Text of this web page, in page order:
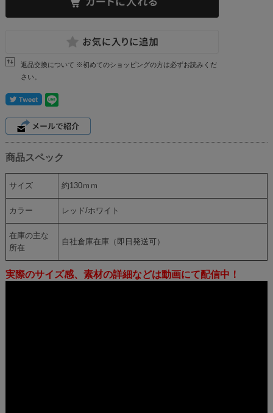
返品交換について ※初めてのショッピングの方は必ずお読みくだ
さい。
商品スペック
サイズ 約130ｍｍ
カラー レッド/ホワイト
在庫の主な
所在
自社倉庫在庫（即日発送可）
実際のサイズ感、素材の詳細などは動画にて配信中！